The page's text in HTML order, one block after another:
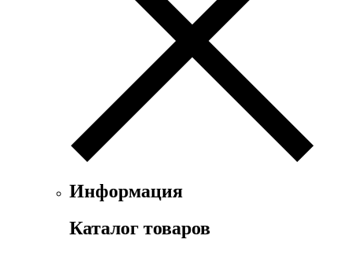
Информация
Каталог товаров